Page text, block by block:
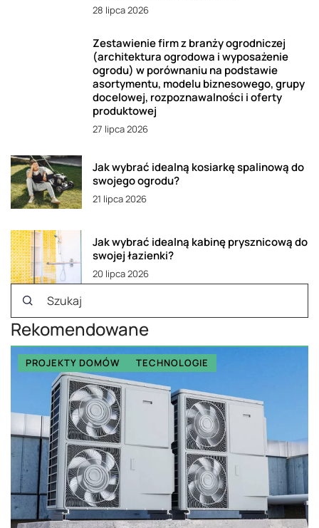
28 lipca 2026
Zestawienie firm z branży ogrodniczej
(architektura ogrodowa i wyposażenie
ogrodu) w porównaniu na podstawie
asortymentu, modelu biznesowego, grupy
docelowej, rozpoznawalności i oferty
produktowej
27 lipca 2026
Jak wybrać idealną kosiarkę spalinową do
swojego ogrodu?
21 lipca 2026
Jak wybrać idealną kabinę prysznicową do
swojej łazienki?
20 lipca 2026
Rekomendowane
PROJEKTY DOMÓW TECHNOLOGIE